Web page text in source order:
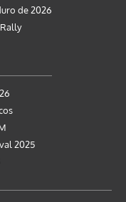
de 2026
2025